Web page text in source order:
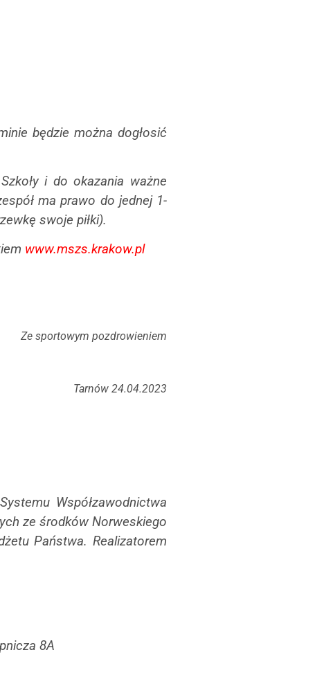
będzie można dogłosić
i do okazania ważne
ma prawo do jednej 1-
swoje piłki).
www.mszs.krakow.pl
Ze sportowym pozdrowieniem
Tarnów 24.04.2023
Współzawodnictwa
ze środków Norweskiego
Państwa. Realizatorem
8A